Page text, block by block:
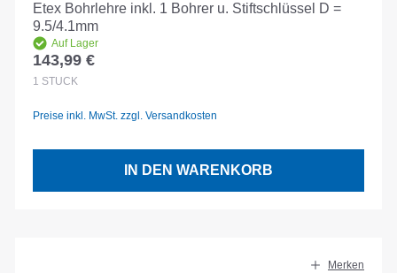
Etex Bohrlehre inkl. 1 Bohrer u. Stiftschlüssel D =
9.5/4.1mm
Auf Lager
Regulärer Preis:
143,99 €
1 STÜCK
Preise inkl. MwSt. zzgl. Versandkosten
IN DEN WARENKORB
Merken